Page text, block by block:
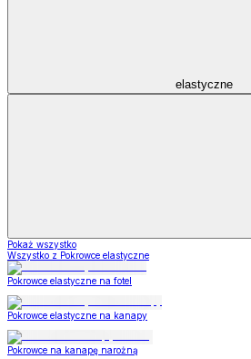
elastyczne
Pokaż wszystko
Wszystko z Pokrowce elastyczne
Pokrowce elastyczne na fotel
Pokrowce elastyczne na kanapy
Pokrowce na kanapę narożną